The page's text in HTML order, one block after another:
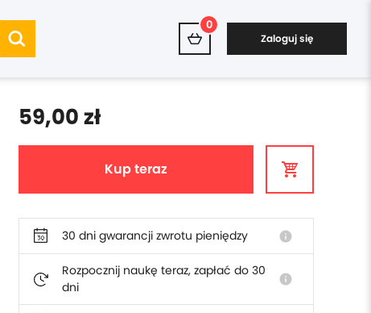
0
Zaloguj się
59,00 zł
Kup teraz
30 dni gwarancji zwrotu pieniędzy info
Rozpocznij naukę teraz, zapłać do 30
dni
info